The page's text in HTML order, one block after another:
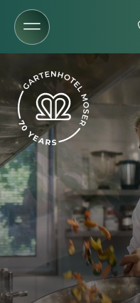
Il Gartenhotel
NEWS
Filosofia
Adults only
Vacanza in
NaturaPura
Immagini
Meteo
Arrivo
Friends